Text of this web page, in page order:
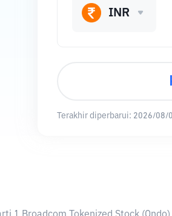
INR
Terakhir diperbarui: 2026/08/